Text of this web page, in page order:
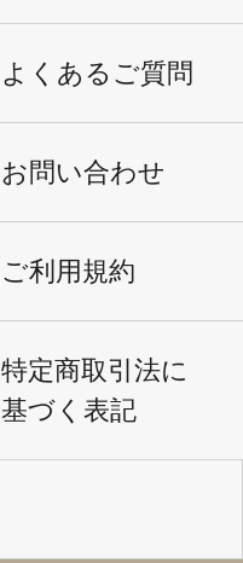
よくあるご質問
お問い合わせ
ご利用規約
特定商取引法に
基づく表記